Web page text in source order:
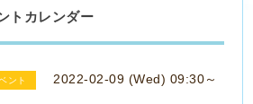
トカレンダー
ント
2022-02-09 (Wed) 09:30～